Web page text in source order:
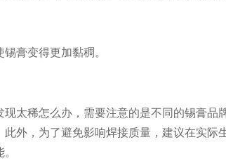
膏变得更加黏稠。
太稀怎么办，需要注意的是不同的锡膏品
外，为了避免影响焊接质量，建议在实际